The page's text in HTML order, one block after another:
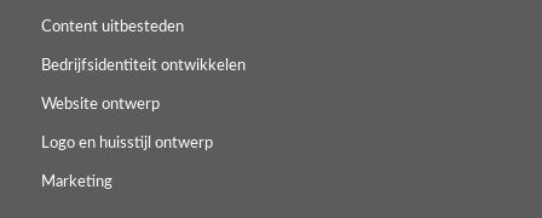
Content uitbesteden
Bedrijfsidentiteit ontwikkelen
Website ontwerp
Logo en huisstijl ontwerp
Marketing